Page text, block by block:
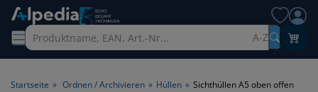
A-Z
Startseite » Ordnen / Archivieren » Hüllen » Sichthüllen A5 oben offen